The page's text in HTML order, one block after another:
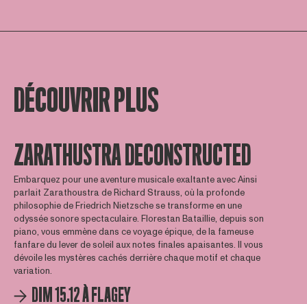
DÉCOUVRIR PLUS
ZARATHUSTRA DECONSTRUCTED
Embarquez pour une aventure musicale exaltante avec Ainsi
parlait Zarathoustra de Richard Strauss, où la profonde
philosophie de Friedrich Nietzsche se transforme en une
odyssée sonore spectaculaire. Florestan Bataillie, depuis son
piano, vous emmène dans ce voyage épique, de la fameuse
fanfare du lever de soleil aux notes finales apaisantes. Il vous
dévoile les mystères cachés derrière chaque motif et chaque
variation.
DIM 15.12 À FLAGEY